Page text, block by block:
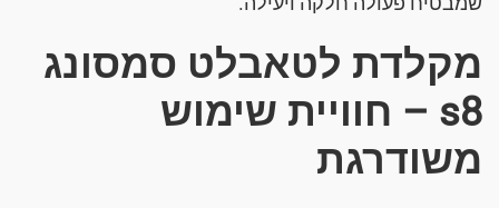
מקלדת לטאבלט סמסונג
s8 – חוויית שימוש
משודרגת